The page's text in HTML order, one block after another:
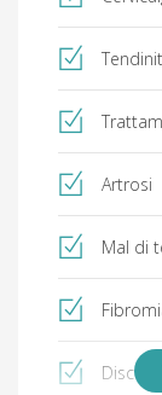
Artrosi
Mal di